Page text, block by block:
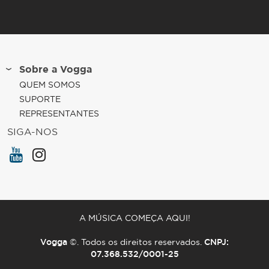
Sobre a Vogga
QUEM SOMOS
SUPORTE
REPRESENTANTES
SIGA-NOS
A MÚSICA COMEÇA AQUI!
Vogga ©. Todos os direitos reservados. CNPJ:
07.368.532/0001-25